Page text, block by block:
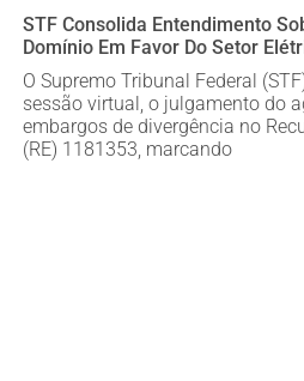
STF Consolida Entendimento
Domínio Em Favor Do Setor
O Supremo Tribunal Federal
sessão virtual, o julgamento do
embargos de divergência no
(RE) 1181353, marcando